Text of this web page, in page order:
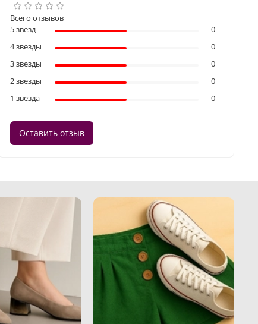
Всего отзывов
5 звезд
0
4 звезды
0
3 звезды
0
2 звезды
0
1 звезда
0
Оставить отзыв